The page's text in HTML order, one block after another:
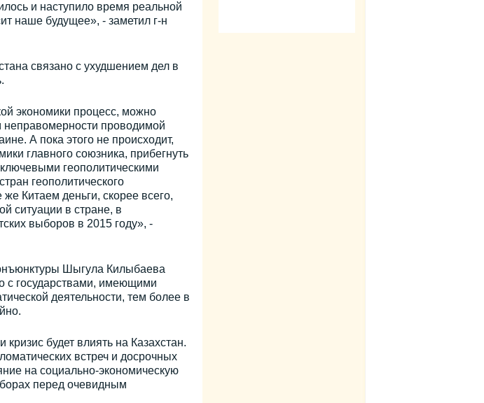
и наступило время реальной
наше будущее», - заметил г-н
связано с ухудшением дел в
экономики процесс, можно
неправомерности проводимой
А пока этого не происходит,
главного союзника, прибегнуть
геополитическими
геополитического
Китаем деньги, скорее всего,
ситуации в стране, в
выборов в 2015 году», -
Шыгула Килыбаева
с государствами, имеющими
деятельности, тем более в
будет влиять на Казахстан.
встреч и досрочных
на социально-экономическую
перед очевидным